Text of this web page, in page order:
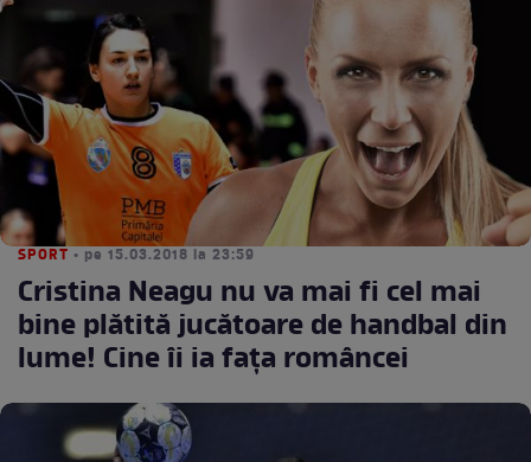
SPORT • pe 15.03.2018 la 23:59
Cristina Neagu nu va mai fi cel mai
bine plătită jucătoare de handbal din
lume! Cine îi ia faţa româncei